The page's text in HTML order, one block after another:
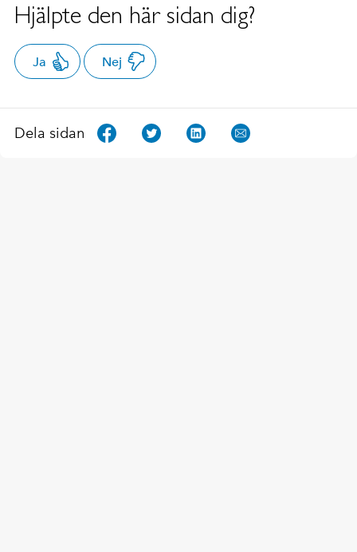
Hjälpte den här sidan dig?
Ja Nej
Dela sidan